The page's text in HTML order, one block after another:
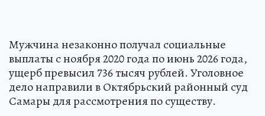
Мужчина незаконно получал социальные
выплаты с ноября 2020 года по июнь 2026 года,
ущерб превысил 736 тысяч рублей. Уголовное
дело направили в Октябрьский районный суд
Самары для рассмотрения по существу.